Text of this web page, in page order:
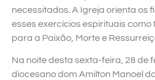
necessitados. A Igreja orienta os
esses exercícios espirituais
para a Paixão, Morte e
Na noite desta sexta-feira, 28 de
diocesano dom Amilton Manoel